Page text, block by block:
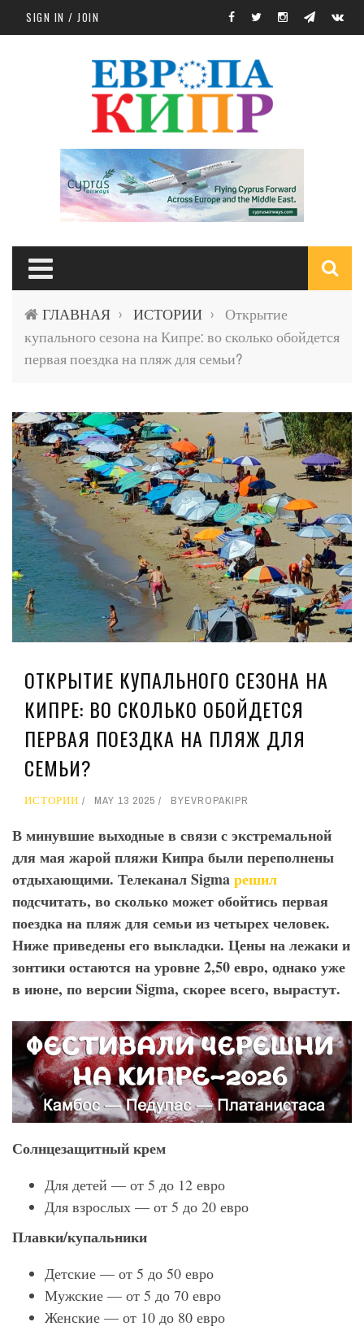
Skip to main content
SIGN IN / JOIN
ГЛАВНАЯ › ИСТОРИИ ›
Открытие
купального сезона на Кипре: во сколько обойдется
первая поездка на пляж для семьи?
ОТКРЫТИЕ КУПАЛЬНОГО СЕЗОНА НА
КИПРЕ: ВО СКОЛЬКО ОБОЙДЕТСЯ
ПЕРВАЯ ПОЕЗДКА НА ПЛЯЖ ДЛЯ
СЕМЬИ?
ИСТОРИИ MAY 13 2025 BYEVROPAKIPR
В минувшие выходные в связи с экстремальной
для мая жарой пляжи Кипра были переполнены
отдыхающими. Телеканал Sigmaрешил
подсчитать, во сколько может обойтись первая
поездка на пляж для семьи из четырех человек.
Ниже приведены его выкладки. Цены на лежаки и
зонтики остаются на уровне 2,50 евро, однако уже
в июне, по версии Sigma, скорее всего, вырастут.
Солнцезащитный крем
Для детей — от 5 до 12 евро
Для взрослых — от 5 до 20 евро
Плавки/купальники
Детские — от 5 до 50 евро
Мужские — от 5 до 70 евро
Женские — от 10 до 80 евро